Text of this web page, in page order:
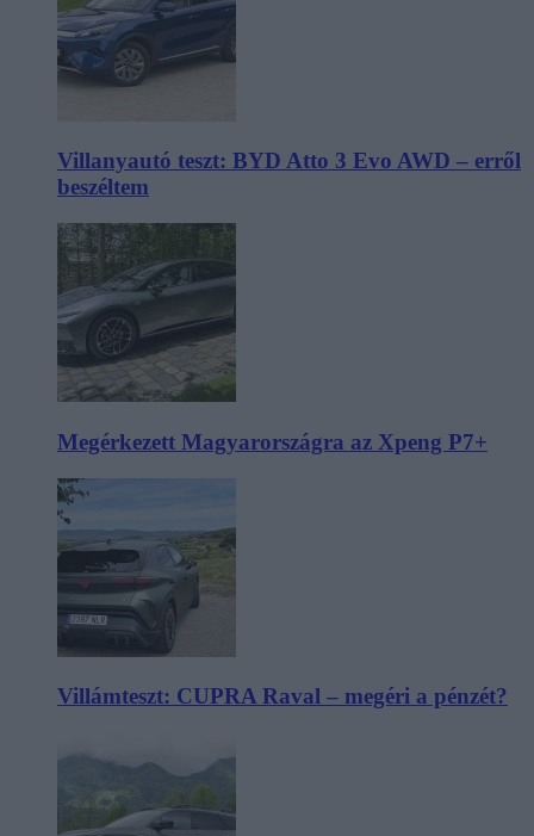
Villanyautó teszt: BYD Atto 3 Evo AWD – erről
beszéltem
Megérkezett Magyarországra az Xpeng P7+
Villámteszt: CUPRA Raval – megéri a pénzét?